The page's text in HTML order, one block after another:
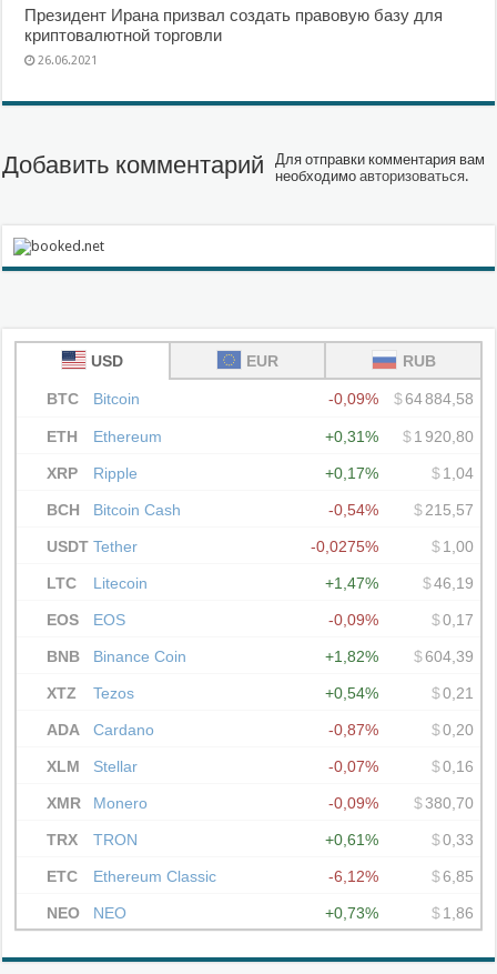
Президент Ирана призвал создать правовую базу для
криптовалютной торговли
26.06.2021
Добавить комментарий
Для отправки комментария вам
необходимоавторизоваться.